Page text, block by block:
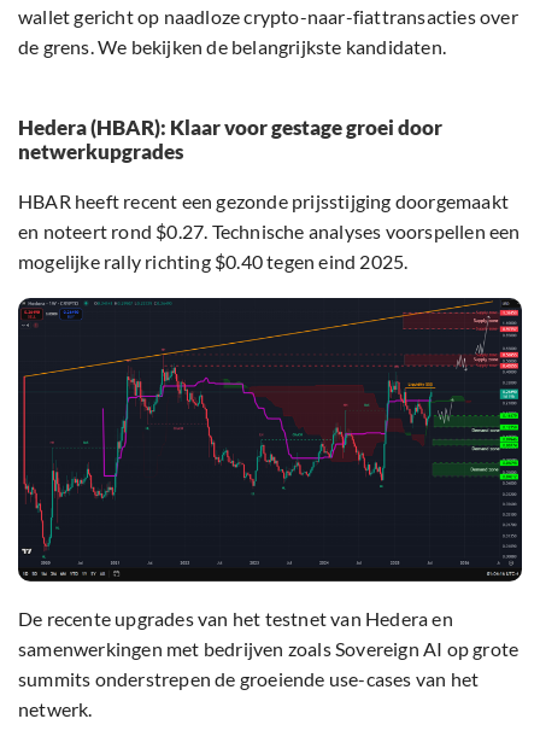
wallet gericht op naadloze crypto-naar-fiattransacties over
de grens. We bekijken de belangrijkste kandidaten.
Hedera (HBAR): Klaar voor gestage groei door
netwerkupgrades
HBAR heeft recent een gezonde prijsstijging doorgemaakt
en noteert rond $0.27. Technische analyses voorspellen een
mogelijke rally richting $0.40 tegen eind 2025.
De recente upgrades van het testnet van Hedera en
samenwerkingen met bedrijven zoals Sovereign AI op grote
summits onderstrepen de groeiende use-cases van het
netwerk.